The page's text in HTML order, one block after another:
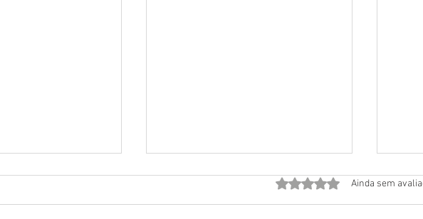
Avaliado com 0 de 5
Ainda sem